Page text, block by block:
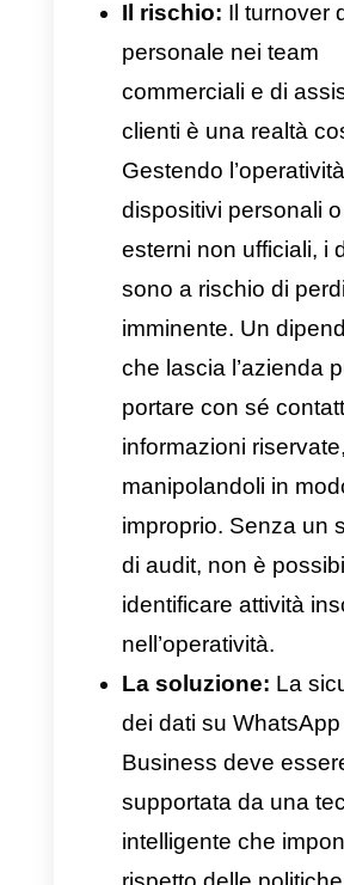
tecnologia
supportata da
Ufficiale di
Business.
implementato
strumento, le
sono
linea è sicura
integrazioni
2. Perdita di
per
controllo e
team.
Quando
vendite o
tramite dispositivi